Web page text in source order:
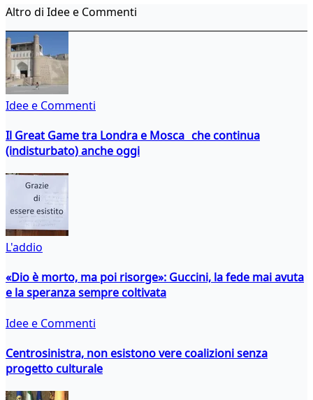
Altro di Idee e Commenti
Idee e Commenti
Il Great Game tra Londra e Mosca che continua
(indisturbato) anche oggi
L'addio
«Dio è morto, ma poi risorge»: Guccini, la fede mai avuta
e la speranza sempre coltivata
Idee e Commenti
Centrosinistra, non esistono vere coalizioni senza
progetto culturale